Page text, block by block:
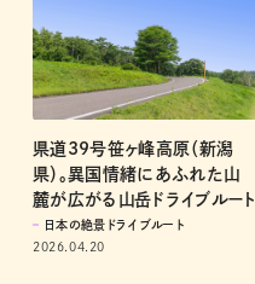
県道39号笹ヶ峰高原（新潟
県）。異国情緒にあふれた山
麓が広がる山岳ドライブルート
日本の絶景ドライブルート
2026.04.20